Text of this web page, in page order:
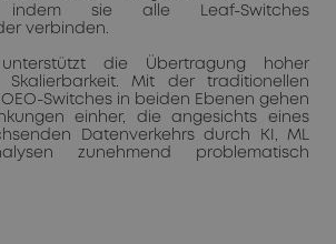
indem sie alle Leaf-Switches
verbinden.
unterstützt die Übertragung hoher
Skalierbarkeit. Mit der traditionellen
Switches in beiden Ebenen gehen
einher, die angesichts eines
Datenverkehrs durch KI, ML
zunehmend problematisch